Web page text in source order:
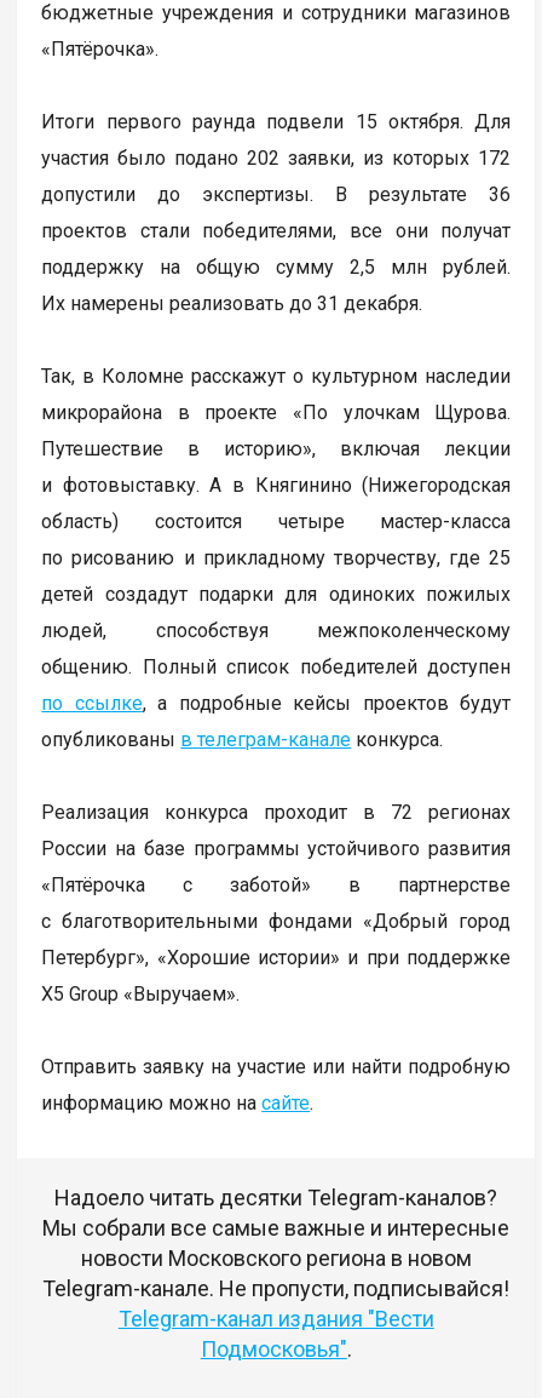
бюджетные учреждения и сотрудники магазинов
«Пятёрочка».
Итоги первого раунда подвели 15 октября. Для
участия было подано 202 заявки, из которых 172
допустили до экспертизы. В результате 36
проектов стали победителями, все они получат
поддержку на общую сумму 2,5 млн рублей.
Их намерены реализовать до 31 декабря.
Так, в Коломне расскажут о культурном наследии
микрорайона в проекте «По улочкам Щурова.
Путешествие в историю», включая лекции
и фотовыставку. А в Княгинино (Нижегородская
область) состоится четыре мастер-класса
по рисованию и прикладному творчеству, где 25
детей создадут подарки для одиноких пожилых
людей, способствуя межпоколенческому
общению. Полный список победителей доступен
по ссылке, а подробные кейсы проектов будут
опубликованы в телеграм-канале конкурса.
Реализация конкурса проходит в 72 регионах
России на базе программы устойчивого развития
«Пятёрочка с заботой» в партнерстве
с благотворительными фондами «Добрый город
Петербург», «Хорошие истории» и при поддержке
X5 Group «Выручаем».
Отправить заявку на участие или найти подробную
информацию можно насайте.
Надоело читать десятки Telegram-каналов?
Мы собрали все самые важные и интересные
новости Московского региона в новом
Telegram-канале. Не пропусти, подписывайся!
Telegram-канал издания "Вести
Подмосковья".